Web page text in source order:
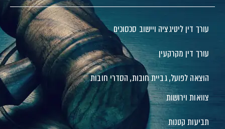
עורך דין ליטיגציה ויישוב סכסוכים
עורך דין מקרקעין
הוצאה לפועל, גביית חובות, הסדרי חובות
צוואות וירושות
תביעות קטנות